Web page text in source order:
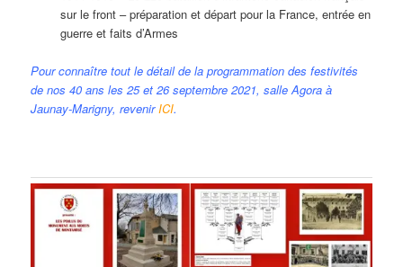
sur le front – préparation et départ pour la France, entrée en
guerre et faits d’Armes
Pour connaître tout le détail de la programmation des festivités
de nos 40 ans les 25 et 26 septembre 2021, salle Agora à
Jaunay-Marigny, revenirICI.